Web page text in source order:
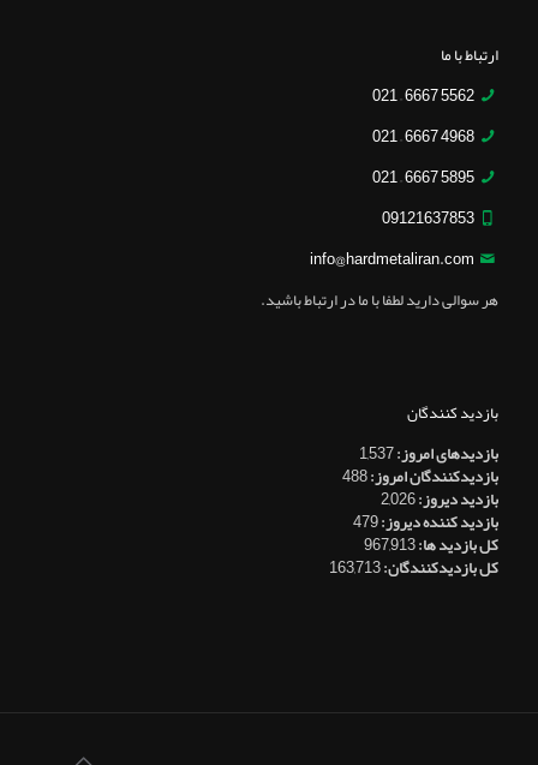
ارتباط با ما
5562 6667 – 021
4968 6667 – 021
5895 6667 – 021
09121637853
info@hardmetaliran.com
هر سوالی دارید لطفا با ما در ارتباط باشید.
بازدید کنندگان
بازدیدهای امروز:1,537
بازدیدکنندگان امروز:488
بازدید دیروز:2,026
بازدید کننده دیروز:479
کل بازدید ها:967,913
کل بازدیدکنند‌گان:163,713